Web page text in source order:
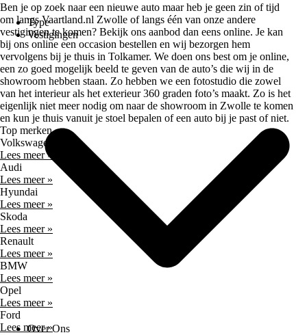
Type
Vestigingen
Over Ons
Ben je op zoek naar een nieuwe auto maar heb je geen zin of tijd
om langs Vaartland.nl Zwolle of langs één van onze andere
vestigingen te komen? Bekijk ons aanbod dan eens online. Je kan
bij ons online een occasion bestellen en wij bezorgen hem
vervolgens bij je thuis in Tolkamer. We doen ons best om je online,
een zo goed mogelijk beeld te geven van de auto’s die wij in de
showroom hebben staan. Zo hebben we een fotostudio die zowel
van het interieur als het exterieur 360 graden foto’s maakt. Zo is het
eigenlijk niet meer nodig om naar de showroom in Zwolle te komen
en kun je thuis vanuit je stoel bepalen of een auto bij je past of niet.
Top merken
Volkswagen
Lees meer »
Audi
Lees meer »
Hyundai
Lees meer »
Skoda
Lees meer »
Renault
Lees meer »
BMW
Lees meer »
Opel
Lees meer »
Ford
Lees meer »